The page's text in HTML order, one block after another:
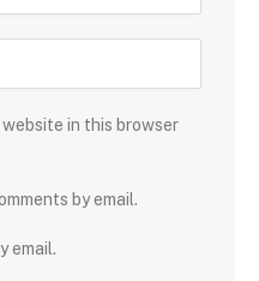
website in this browser
by email.
email.